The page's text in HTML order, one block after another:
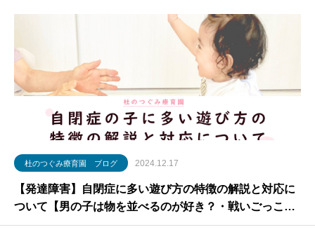
杜のつぐみ療育園 ブログ 2024.12.17
【発達障害】自閉症に多い遊び方の特徴の解説と対応に
ついて【男の子は物を並べるのが好き？・戦いごっこ・
砂を食べる】